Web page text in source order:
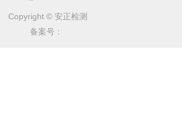
Copyright © 安正检测
备案号：